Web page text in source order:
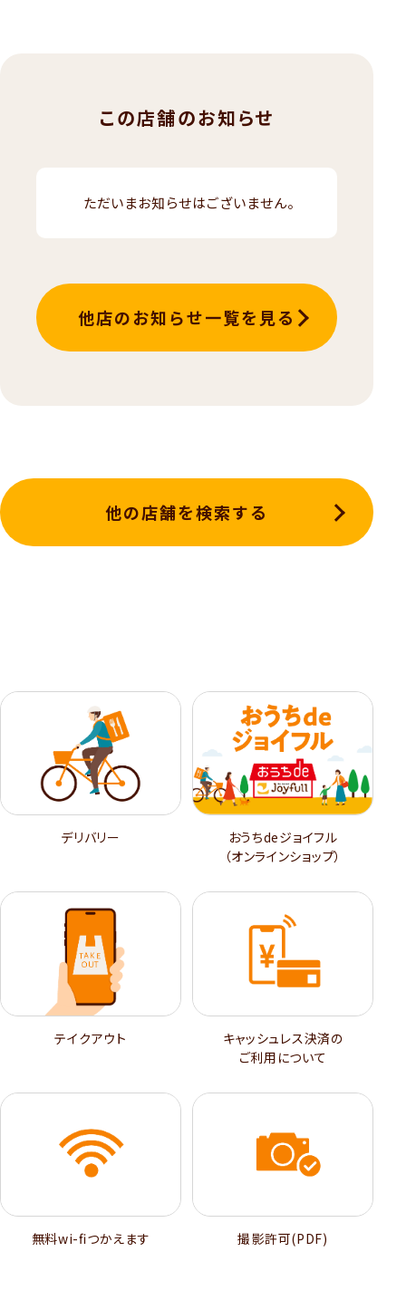
この店舗のお知らせ
ただいまお知らせはございません。
他店のお知らせ一覧を見る
他の店舗を検索する
デリバリー
おうちdeジョイフル
（オンラインショップ）
テイクアウト
キャッシュレス決済の
ご利用について
無料wi-ﬁつかえます 撮影許可(PDF)